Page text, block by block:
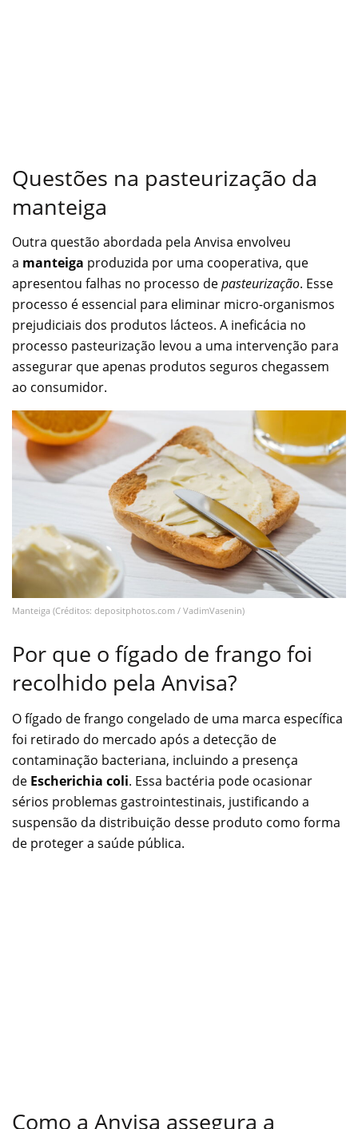
Questões na pasteurização da
manteiga
Outra questão abordada pela Anvisa envolveu
a manteiga produzida por uma cooperativa, que
apresentou falhas no processo depasteurização. Esse
processo é essencial para eliminar micro-organismos
prejudiciais dos produtos lácteos. A ineficácia no
processo pasteurização levou a uma intervenção para
assegurar que apenas produtos seguros chegassem
ao consumidor.
Manteiga (Créditos: depositphotos.com / VadimVasenin)
Por que o fígado de frango foi
recolhido pela Anvisa?
O fígado de frango congelado de uma marca específica
foi retirado do mercado após a detecção de
contaminação bacteriana, incluindo a presença
de Escherichia coli. Essa bactéria pode ocasionar
sérios problemas gastrointestinais, justificando a
suspensão da distribuição desse produto como forma
de proteger a saúde pública.
Como a Anvisa assegura a